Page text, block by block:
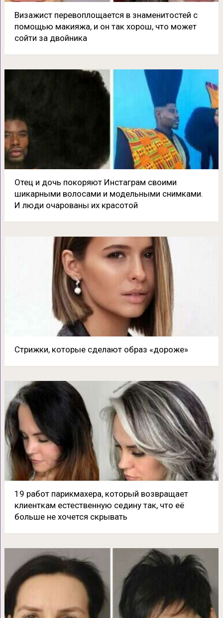
Визажист перевоплощается в знаменитостей с
помощью макияжа, и он так хорош, что может
сойти за двойника
Отец и дочь покоряют Инстаграм своими
шикарными волосами и модельными снимками.
И люди очарованы их красотой
Стрижки, которые сделают образ «дороже»
19 работ парикмахера, который возвращает
клиенткам естественную седину так, что её
больше не хочется скрывать